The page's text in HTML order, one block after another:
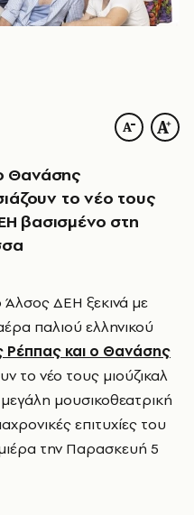
Θανάσης
το νέο τους
βασισμένο στη
ΔΕΗ ξεκινά με
παλιού ελληνικού
Ρέππας και o Θανάσης
το νέο τους μιούζικαλ
μουσικοθεατρική
επιτυχίες του
την Παρασκευή 5